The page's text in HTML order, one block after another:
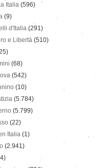
Italia (596)
(9)
d'Italia (291)
e Libertà (510)
(68)
(542)
(10)
(5.784)
(5.799)
(22)
Italia (1)
(2.941)